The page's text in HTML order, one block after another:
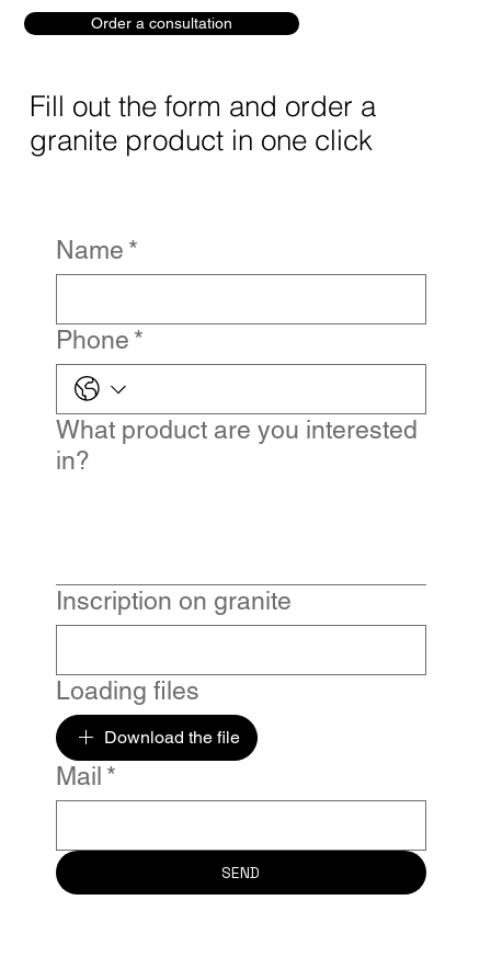
Order a consultation
Fill out the form and order a
granite product in one click
Name *
Phone *
What product are you interested
in?
Inscription on granite
Loading files
Download the file
Mail *
SEND